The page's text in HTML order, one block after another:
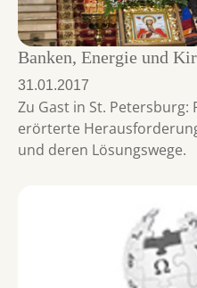
Banken, Energie und
31.01.2017
Zu Gast in St. Petersburg:
erörterte
und deren Lösungswege.